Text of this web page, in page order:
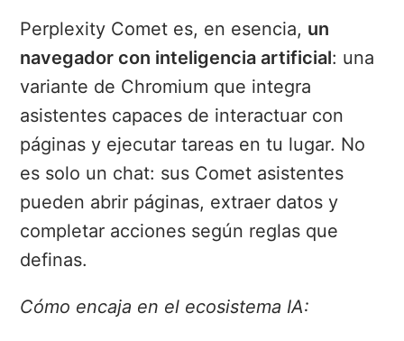
Perplexity Comet es, en esencia, un
navegador con inteligencia artificial: una
variante de Chromium que integra
asistentes capaces de interactuar con
páginas y ejecutar tareas en tu lugar. No
es solo un chat: sus Comet asistentes
pueden abrir páginas, extraer datos y
completar acciones según reglas que
definas.
Cómo encaja en el ecosistema IA: